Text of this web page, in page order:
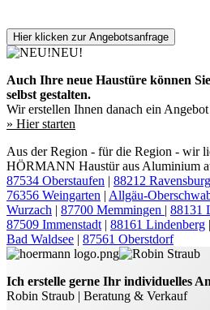
Hier klicken zur Angebotsanfrage
NEU!
Auch Ihre neue Haustüre können
selbst gestalten.
Wir erstellen Ihnen danach ein
» Hier starten
Aus der Region - für die Region - wir
HÖRMANN Haustür aus Aluminium
87534 Oberstaufen | 88212 Ravensburg
76356 Weingarten | Allgäu-
Wurzach | 87700 Memmingen | 88131
87509 Immenstadt| 88161 Lindenberg |
Bad Waldsee | 87561 Oberstdorf
Ich erstelle gerne Ihr individuelles
Robin Straub | Beratung & Verkauf